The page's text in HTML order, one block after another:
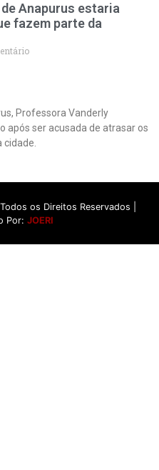
Anapurus estaria
fazem parte da
Professora Vanderly
após ser acusada de atrasar os
os Direitos Reservados |
Por: JOERI